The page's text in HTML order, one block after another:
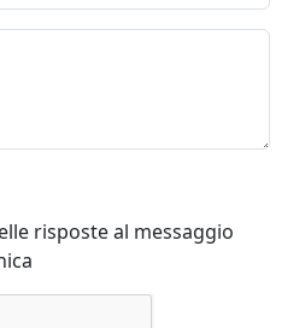
risposte al messaggio